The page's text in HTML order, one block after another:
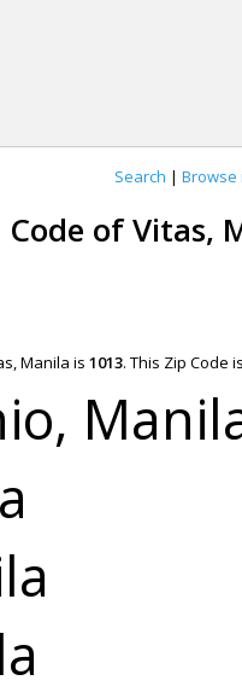
Search | Browse
of Vitas,
Manila is 1013. This Zip Code